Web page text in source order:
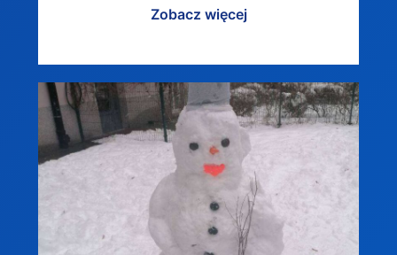
Zobacz więcej